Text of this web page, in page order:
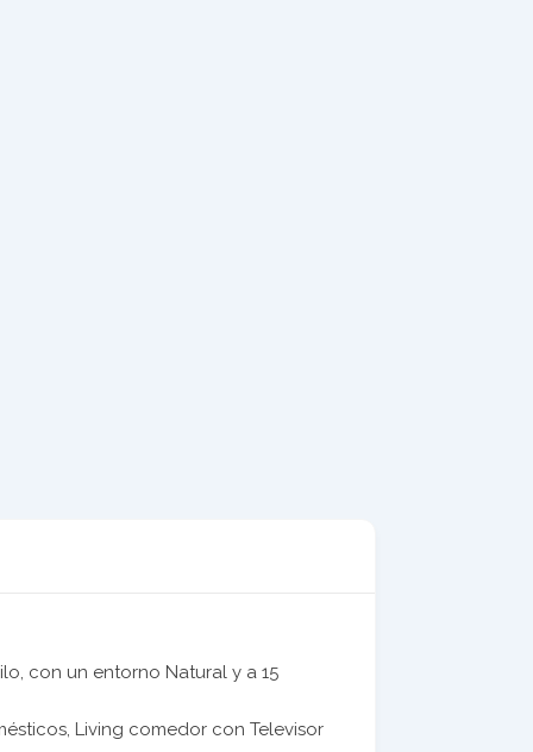
con un entorno Natural y a 15
Living comedor con Televisor